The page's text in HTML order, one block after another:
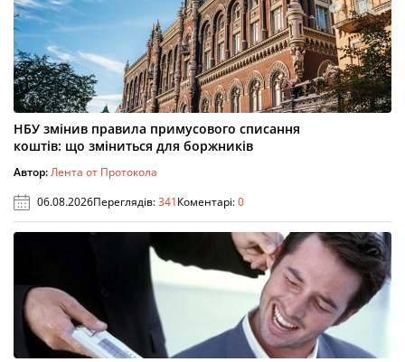
НБУ змінив правила примусового списання
коштів: що зміниться для боржників
Автор:Лента от Протокола
06.08.2026Переглядів:341Коментарі:0